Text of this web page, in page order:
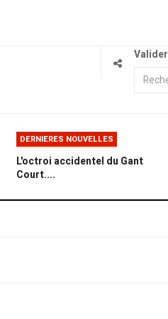
Valider
DERNIERES NOUVELLES
L'octroi accidentel du Gant
Court....